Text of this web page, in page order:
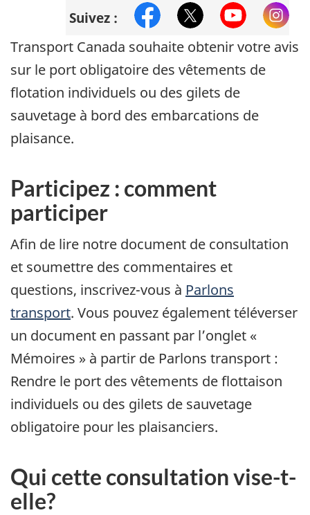
Suivez : Facebook:Transports
Canada
X: @Transports_gc
Youtube:
Transport Canada souhaite obtenir votre avis
sur le port obligatoire des vêtements de
flotation individuels ou des gilets de
sauvetage à bord des embarcations de
plaisance.
Participez : comment
participer
Afin de lire notre document de consultation
et soumettre des commentaires et
questions, inscrivez-vous à Parlons
transport. Vous pouvez également téléverser
un document en passant par l’onglet «
Mémoires » à partir de Parlons transport :
Rendre le port des vêtements de flottaison
individuels ou des gilets de sauvetage
obligatoire pour les plaisanciers.
Qui cette consultation vise-t-
elle?